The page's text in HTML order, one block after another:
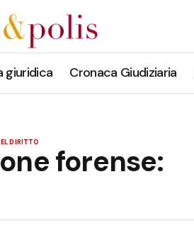
giuridica Cronaca Giudiziaria
DIRITTO
forense: